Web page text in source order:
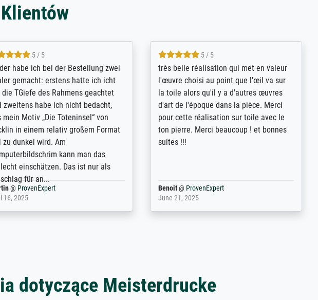
5 / 5
team at Meisterdrucke strives to
its clients demands, and provides
advice on how to obtain the best
for the prints requested by the
The company has a vast
of prints to choose from, and
provide excellent service also with
to prints which are not in that
Highly recommended!
@ProvenExpert
22, 2026
5 / 5
eine große Auswahl an Bildern und
deren Reproduktionsmöglichkeiten;
wurde sehr gut durch die einzelnen
Bestellkriterien geführt, verständliche
Erklärungen, z.B. mit Bilddarstellungen,
werde auf jeden Fall meine guten
Erfahrungen weitergeben.
Anonym@ProvenExpert
May 13, 2026
dotyczące Meisterdrucke